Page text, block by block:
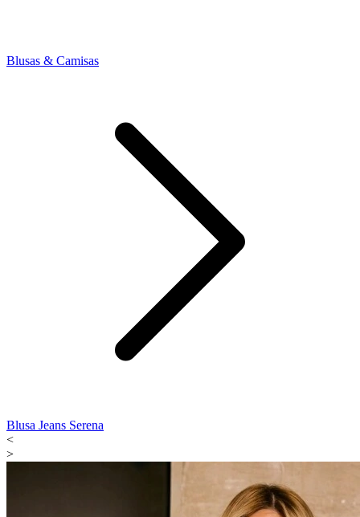
Blusas & Camisas
Blusa Jeans Serena
<
>